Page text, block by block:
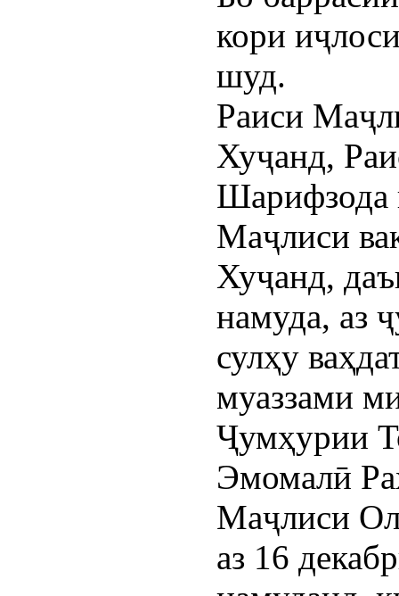
кори
шуд.
Раиси
Хуҷанд,
Маҷлиси
Хуҷанд,
намуда, аз
сулҳу
муаззами
Ҷумҳурии
Эмомалӣ
Маҷлиси
аз 16